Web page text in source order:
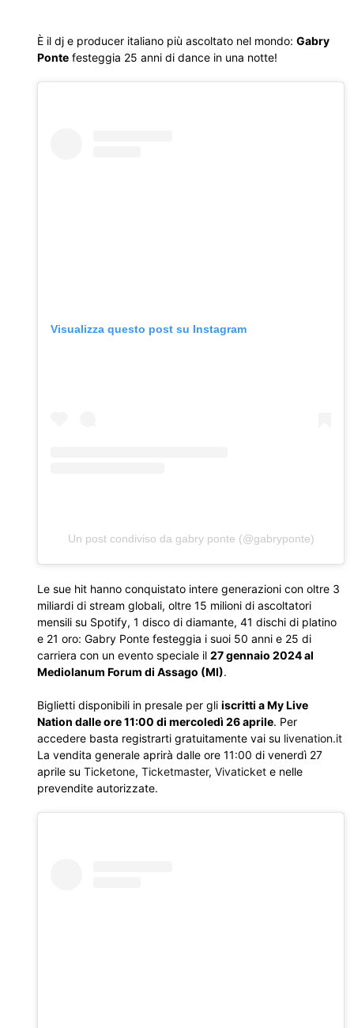
È il dj e producer italiano più ascoltato nel mondo: Gabry
Ponte festeggia 25 anni di dance in una notte!
Visualizza questo post su Instagram
Un post condiviso da gabry ponte (@gabryponte)
Le sue hit hanno conquistato intere generazioni con oltre 3
miliardi di stream globali, oltre 15 milioni di ascoltatori
mensili su Spotify, 1 disco di diamante, 41 dischi di platino
e 21 oro: Gabry Ponte festeggia i suoi 50 anni e 25 di
carriera con un evento speciale il 27 gennaio 2024 al
Mediolanum Forum di Assago (MI).
Biglietti disponibili in presale per gli iscritti a My Live
Nation dalle ore 11:00 di mercoledì 26 aprile. Per
accedere basta registrarti gratuitamente vai su livenation.it
La vendita generale aprirà dalle ore 11:00 di venerdì 27
aprile su Ticketone, Ticketmaster, Vivaticket e nelle
prevendite autorizzate.